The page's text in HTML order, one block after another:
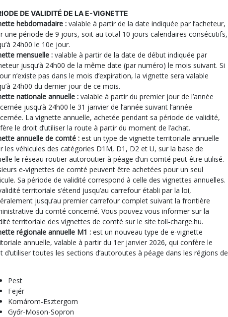
DE VALIDITÉ DE LA E-VIGNETTE
hebdomadaire :valable à partir de la date indiquée par l’acheteur,
une période de 9 jours, soit au total 10 jours calendaires consécutifs,
24h00 le 10e jour.
mensuelle :valable à partir de la date de début indiquée par
jusqu’à 24h00 de la même date (par numéro) le mois suivant. Si
n’existe pas dans le mois d’expiration, la vignette sera valable
24h00 du dernier jour de ce mois.
nationale annuelle :valable à partir du premier jour de l’année
jusqu’à 24h00 le 31 janvier de l’année suivant l’année
La vignette annuelle, achetée pendant sa période de validité,
le droit d’utiliser la route à partir du moment de l’achat.
annuelle de comté :est un type de vignette territoriale annuelle
les véhicules des catégories D1M, D1, D2 et U, sur la base de
le réseau routier autoroutier à péage d’un comté peut être utilisé.
e-vignettes de comté peuvent être achetées pour un seul
Sa période de validité correspond à celle des vignettes annuelles.
territoriale s’étend jusqu’au carrefour établi par la loi,
jusqu’au premier carrefour complet suivant la frontière
du comté concerné. Vous pouvez vous informer sur la
territoriale des vignettes de comté sur le site toll-charge.hu.
régionale annuelle M1 :est un nouveau type de e-vignette
annuelle, valable à partir du 1er janvier 2026, qui confère le
d’utiliser toutes les sections d’autoroutes à péage dans les régions de
Pest
Fejér
Komárom-Esztergom
Győr-Moson-Sopron